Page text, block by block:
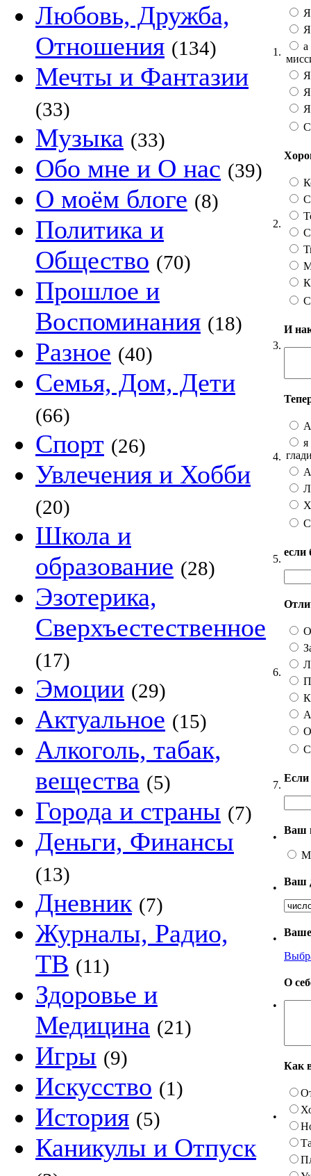
Любовь, Дружба,
Отношения (134)
Мечты и Фантазии
(33)
Музыка (33)
Обо мне и О нас (39)
О моём блоге (8)
Политика и
Общество (70)
Прошлое и
Воспоминания (18)
Разное (40)
Семья, Дом, Дети
(66)
Спорт (26)
Увлечения и Хобби
(20)
Школа и
образование (28)
Эзотерика,
Сверхъестественное
(17)
Эмоции (29)
Актуальное (15)
Алкоголь, табак,
вещества (5)
Города и страны (7)
Деньги, Финансы
(13)
Дневник (7)
Журналы, Радио,
ТВ (11)
Здоровье и
Медицина (21)
Игры (9)
Искусство (1)
История (5)
Каникулы и Отпуск
1.
а
2.
3.
И
4.
я
5.
если
6.
7.
•
Ваш
•
Ваш
•
Ваше
•
О
•
Как